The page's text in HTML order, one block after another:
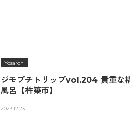
Yosaroh
ジモプチトリップvol.204 貴重な
風呂【杵築市】
2023.12.23